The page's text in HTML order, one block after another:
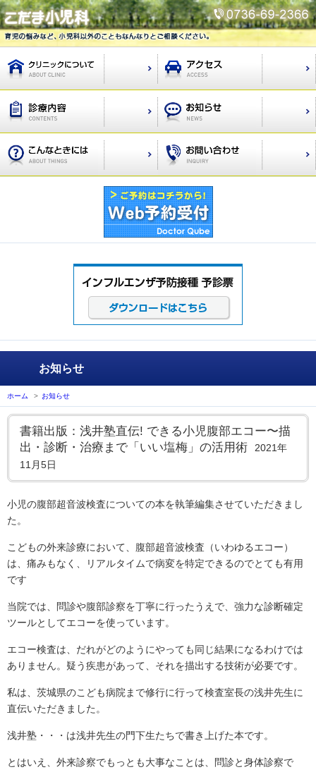
お知らせ
ホーム > お知らせ
書籍出版：浅井塾直伝! できる小児腹部エコー〜描
出・診断・治療まで「いい塩梅」の活用術
2021年
11月5日
小児の腹部超音波検査についての本を執筆編集させていただきまし
た。
こどもの外来診療において、腹部超音波検査（いわゆるエコー）
は、痛みもなく、リアルタイムで病変を特定できるのでとても有用
です
当院では、問診や腹部診察を丁寧に行ったうえで、強力な診断確定
ツールとしてエコーを使っています。
エコー検査は、だれがどのようにやっても同じ結果になるわけでは
ありません。疑う疾患があって、それを描出する技術が必要です。
私は、茨城県のこども病院まで修行に行って検査室長の浅井先生に
直伝いただきました。
浅井塾・・・は浅井先生の門下生たちで書き上げた本です。
とはいえ、外来診察でもっとも大事なことは、問診と身体診察で